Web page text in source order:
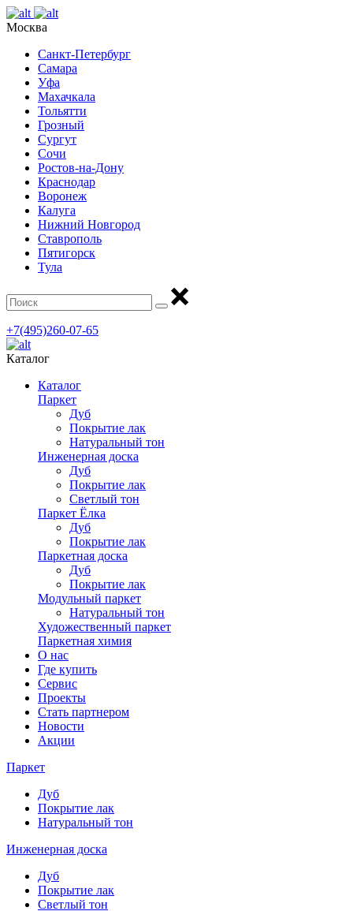
Москва
Санкт-Петербург
Самара
Уфа
Махачкала
Тольятти
Грозный
Сургут
Сочи
Ростов-на-Дону
Краснодар
Воронеж
Калуга
Нижний Новгород
Ставрополь
Пятигорск
Тула
+7(495)260-07-65
Каталог
Каталог
Паркет
Дуб
Покрытие лак
Натуральный тон
Инженерная доска
Дуб
Покрытие лак
Светлый тон
Паркет Ёлка
Дуб
Покрытие лак
Паркетная доска
Дуб
Покрытие лак
Модульный паркет
Натуральный тон
Художественный паркет
Паркетная химия
О нас
Где купить
Сервис
Проекты
Стать партнером
Новости
Акции
Паркет
Дуб
Покрытие лак
Натуральный тон
Инженерная доска
Дуб
Покрытие лак
Светлый тон